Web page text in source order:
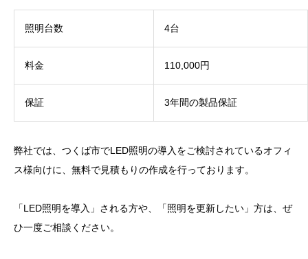
照明台数 4台
料金 110,000円
保証 3年間の製品保証
弊社では、つくば市でLED照明の導入をご検討されているオフィ
ス様向けに、無料で見積もりの作成を行っております。
「LED照明を導入」される方や、「照明を更新したい」方は、ぜ
ひ一度ご相談ください。